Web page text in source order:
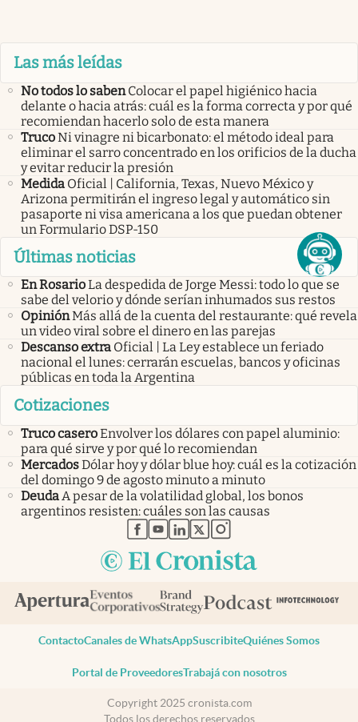
Las más leídas
No todos lo saben Colocar el papel higiénico hacia
delante o hacia atrás: cuál es la forma correcta y por qué
recomiendan hacerlo solo de esta manera
TrucoNi vinagre ni bicarbonato: el método ideal para
eliminar el sarro concentrado en los orificios de la ducha
y evitar reducir la presión
Medida Oficial | California, Texas, Nuevo México y
Arizona permitirán el ingreso legal y automático sin
pasaporte ni visa americana a los que puedan obtener
un Formulario DSP-150
Últimas noticias
En RosarioLa despedida de Jorge Messi: todo lo que se
sabe del velorio y dónde serían inhumados sus restos
OpiniónMás allá de la cuenta del restaurante: qué revela
un video viral sobre el dinero en las parejas
Descanso extra Oficial | La Ley establece un feriado
nacional el lunes: cerrarán escuelas, bancos y oficinas
públicas en toda la Argentina
Cotizaciones
Truco caseroEnvolver los dólares con papel aluminio:
para qué sirve y por qué lo recomiendan
MercadosDólar hoy y dólar blue hoy: cuál es la cotización
del domingo 9 de agosto minuto a minuto
Deuda A pesar de la volatilidad global, los bonos
argentinos resisten: cuáles son las causas
abre en nueva pestaña
abre en nueva pestaña
abre en nueva pestaña
abre en nueva pestaña
abre en nueva pestaña
ContactoCanales de WhatsAppSuscribiteQuiénes Somos
Portal de ProveedoresTrabajá con nosotros
Copyright 2025 cronista.com
Todos los derechos reservados